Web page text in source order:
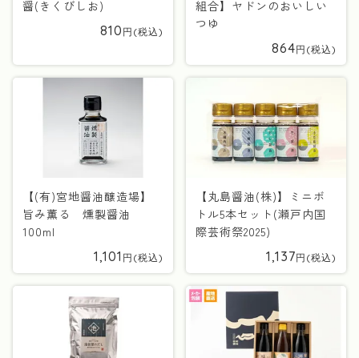
醤(きくびしお)
810
組合】ヤドンのおいしい
つゆ
864
【(有)宮地醤油醸造場】
旨み薫る 燻製醤油
100ml
1,101
【丸島醤油(株)】ミニボ
トル5本セット(瀬戸内国
際芸術祭2025)
1,137